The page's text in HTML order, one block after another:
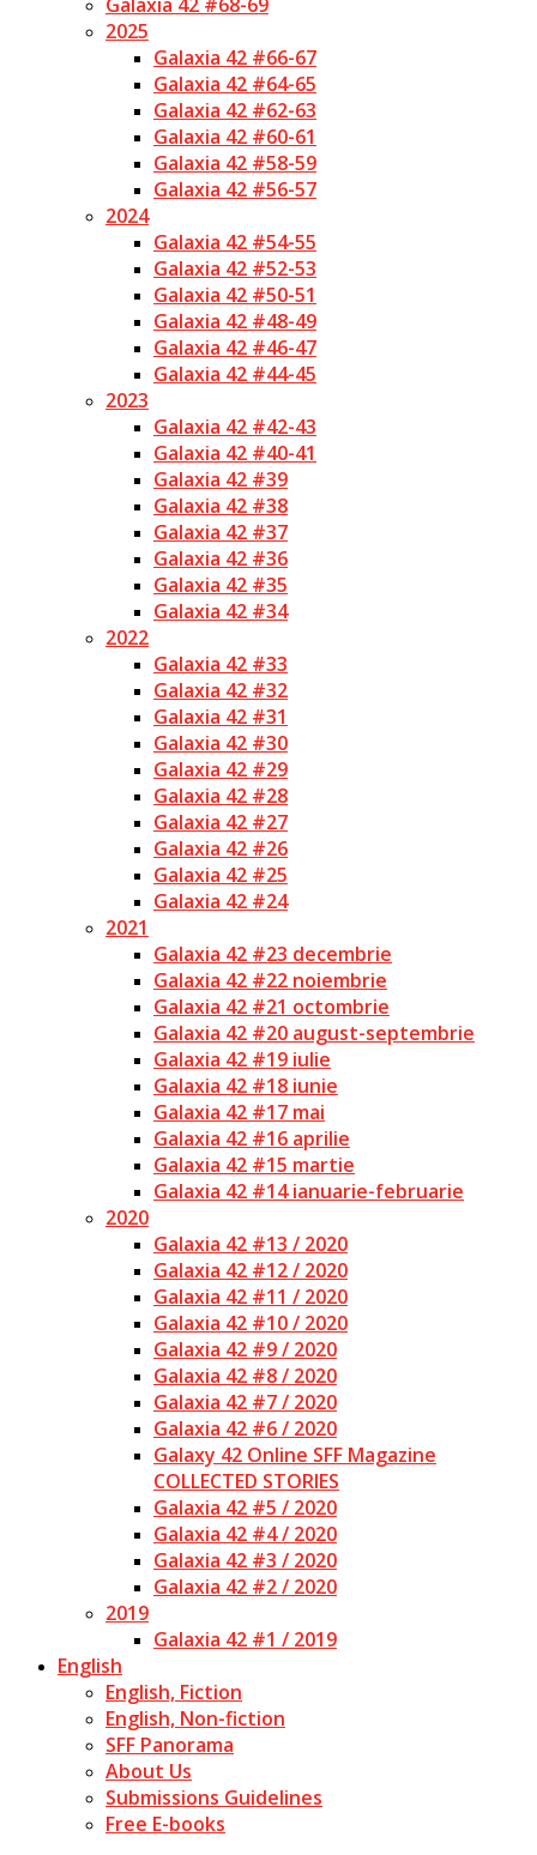
2025
Galaxia 42 #66-67
Galaxia 42 #64-65
Galaxia 42 #62-63
Galaxia 42 #60-61
Galaxia 42 #58-59
Galaxia 42 #56-57
2024
Galaxia 42 #54-55
Galaxia 42 #52-53
Galaxia 42 #50-51
Galaxia 42 #48-49
Galaxia 42 #46-47
Galaxia 42 #44-45
2023
Galaxia 42 #42-43
Galaxia 42 #40-41
Galaxia 42 #39
Galaxia 42 #38
Galaxia 42 #37
Galaxia 42 #36
Galaxia 42 #35
Galaxia 42 #34
2022
Galaxia 42 #33
Galaxia 42 #32
Galaxia 42 #31
Galaxia 42 #30
Galaxia 42 #29
Galaxia 42 #28
Galaxia 42 #27
Galaxia 42 #26
Galaxia 42 #25
Galaxia 42 #24
2021
Galaxia 42 #23 decembrie
Galaxia 42 #22 noiembrie
Galaxia 42 #21 octombrie
Galaxia 42 #20 august-septembrie
Galaxia 42 #19 iulie
Galaxia 42 #18 iunie
Galaxia 42 #17 mai
Galaxia 42 #16 aprilie
Galaxia 42 #15 martie
Galaxia 42 #14 ianuarie-februarie
2020
Galaxia 42 #13 / 2020
Galaxia 42 #12 / 2020
Galaxia 42 #11 / 2020
Galaxia 42 #10 / 2020
Galaxia 42 #9 / 2020
Galaxia 42 #8 / 2020
Galaxia 42 #7 / 2020
Galaxia 42 #6 / 2020
Galaxy 42 Online SFF Magazine
COLLECTED STORIES
Galaxia 42 #5 / 2020
Galaxia 42 #4 / 2020
Galaxia 42 #3 / 2020
Galaxia 42 #2 / 2020
2019
Galaxia 42 #1 / 2019
English
English, Fiction
English, Non-fiction
SFF Panorama
About Us
Submissions Guidelines
Free E-books